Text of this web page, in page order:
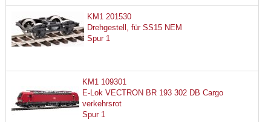
KM1 201530
Drehgestell, für SS15 NEM
Spur 1
KM1 109301
E-Lok VECTRON BR 193 302 DB Cargo
verkehrsrot
Spur 1